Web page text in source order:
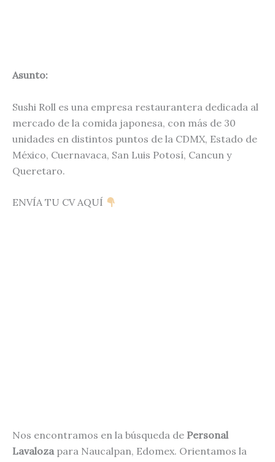
Asunto:
Sushi Roll es una empresa restaurantera dedicada al
mercado de la comida japonesa, con más de 30
unidades en distintos puntos de la CDMX, Estado de
México, Cuernavaca, San Luis Potosí, Cancun y
Queretaro.
ENVÍA TU CV AQUÍ
Nos encontramos en la búsqueda de Personal
Lavaloza para Naucalpan, Edomex. Orientamos la